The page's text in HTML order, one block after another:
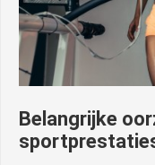
Belangrijke